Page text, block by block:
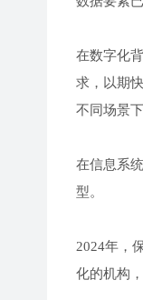
在数字化
求，以期
不同场景
在信息系
型。
2024年，
化的机构